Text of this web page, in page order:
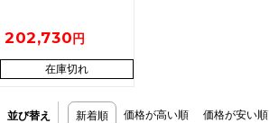
202,730
在庫切れ
並び替え 新着順 価格が高い順 価格が安い順